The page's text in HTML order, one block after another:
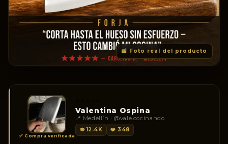
📸 Foto real del producto
✅ Compra verificada
Valentina Ospina
📍 Medellín · @vale.cocinando
👁 12.4K ❤️ 348